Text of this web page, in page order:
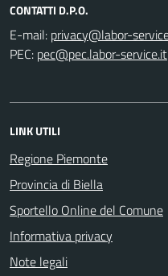
CONTATTI D.P.O.
E-mail:
PEC:
LINK UTILI
Regione Piemonte
Provincia di Biella
Sportello Online del Comune
Informativa privacy
Note legali